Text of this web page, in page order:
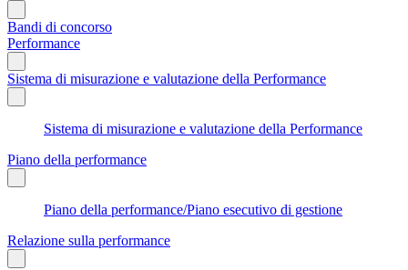
Bandi di concorso
Performance
Sistema di misurazione e valutazione della Performance
Sistema di misurazione e valutazione della Performance
Piano della performance
Piano della performance/Piano esecutivo di gestione
Relazione sulla performance